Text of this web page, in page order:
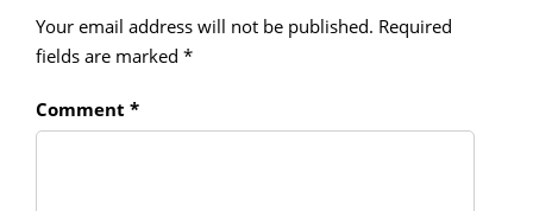
Your email address will not be published. Required
fields are marked *
Comment *